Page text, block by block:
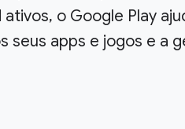
o Google Play
seus apps e jogos e a